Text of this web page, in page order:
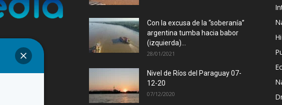
Con la excusa de la “soberanía”
argentina tumba hacia babor
(izquierda)...
28/01/2021
Nivel de Ríos del Paraguay 07-
12-20
07/12/2020